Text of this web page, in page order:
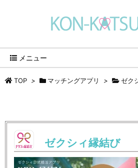
メニュー
TOP > マッチングアプリ > ゼク
ゼクシィ縁結び